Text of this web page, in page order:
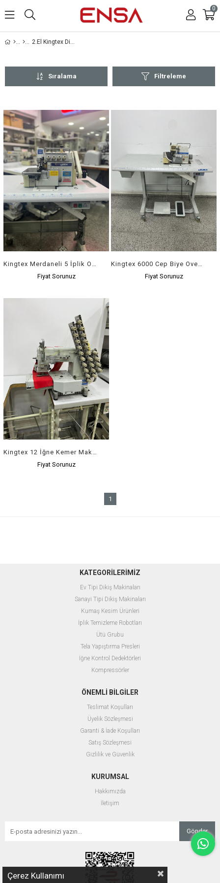
0
2.El Kingtex Dikiş Makinaları
Filtreleme
Sıralama
Fiyat Sorunuz
Fiyat Sorunuz
Kingtex 12 İğne Kemer Makinası
Fiyat Sorunuz
1
KATEGORİLERİMİZ
Ev Tipi Dikiş Makinaları
Sanayi Tipi Dikiş Makinaları
Kumaş Kesim Ürünleri
İplik Temizleme Robotları
Ütü Grubu
Tela Yapıştırma Presleri
İğne Kontrol Dedektörleri
Kompressörler
ÖNEMLİ BİLGİLER
Teslimat Koşulları
Üyelik Sözleşmesi
Garanti & İade Koşulları
Satış Sözleşmesi
Gizlilik ve Güvenlik
KURUMSAL
Hakkımızda
İletişim
Gönder
Çerez Kullanımı